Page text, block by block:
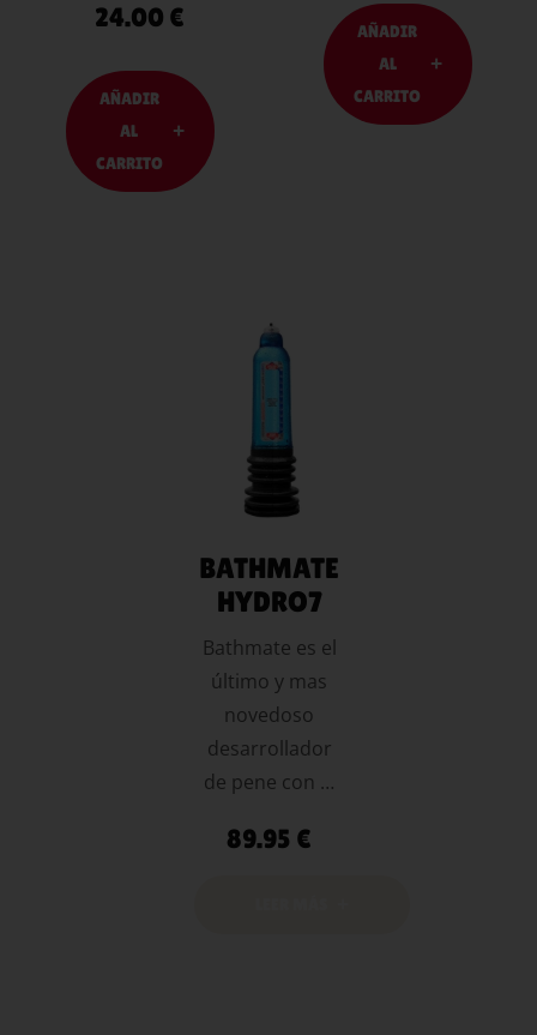
24.00 €
AÑADIR
AL
CARRITO
AÑADIR
AL
CARRITO
BATHMATE
HYDRO7
Bathmate es el
último y mas
novedoso
desarrollador
de pene con …
89.95 €